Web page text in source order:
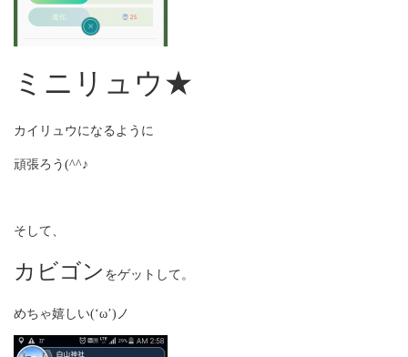
ミニリュウ★
カイリュウになるように
頑張ろう(^^♪
そして、
カビゴン をゲットして。
めちゃ嬉しい(‘ω’)ノ